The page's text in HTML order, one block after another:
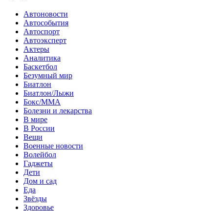
Автоновости
Автособытия
Автоспорт
Автоэксперт
Актеры
Аналитика
Баскетбол
Безумный мир
Биатлон
Биатлон/Лыжи
Бокс/MMA
Болезни и лекарства
В мире
В России
Вещи
Военные новости
Волейбол
Гаджеты
Дети
Дом и сад
Еда
Звёзды
Здоровье